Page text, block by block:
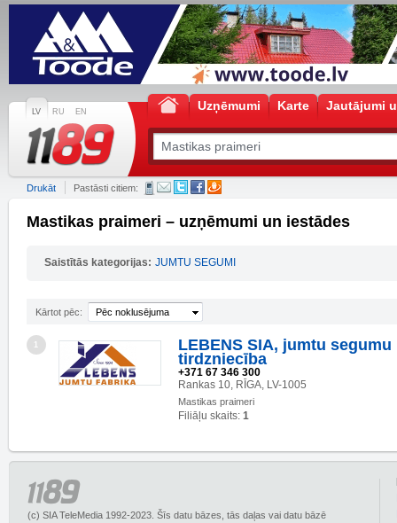
LV RU EN Uzņēmumi Karte Jautājumi
Drukāt Pastāsti citiem:
Mastikas praimeri – uzņēmumi un iestādes
Saistītās kategorijas: JUMTU SEGUMI
Kārtot pēc: Pēc noklusējuma
1
LEBENS SIA, jumtu
tirdzniecība
+371 67 346 300
Rankas 10, RĪGA, LV-1005
Mastikas praimeri
Filiāļu skaits: 1
(c) SIA TeleMedia 1992-2023. Šīs datu bāzes, tās daļas vai datu bāzē